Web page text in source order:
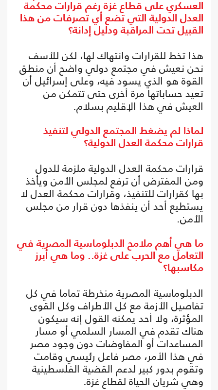
العسكري على قطاع غزة رغم قرارات محكمة
العدل الدولية التي تضع أي تصرفات من هذا
القبيل تحت المراقبة ودليل إدانة؟
هذا تخط للقرارات وانتهاك لها، لكن للأسف
نحن نعيش في مجتمع دولي واضح أن منطق
القوة هو الذي يسود فيه، وعلى إسرائيل أن
تعيد حساباتها مرة أخرى حتى تتمكن من
العيش في هذا الإقليم بسلام.
لماذا لم يضغط المجتمع الدولي لتنفيذ
قرارات محكمة العدل الدولية؟
قرارات محكمة العدل الدولية ملزمة للدول
ومن المفترض أن ترفع لمجلس الأمن ويأخذ
بها كقرارات للتنفيذ، وقرارات محكمة العدل لا
يستطيع أحد أن ينفذها دون قرار من مجلس
الأمن.
ما هي أهم ملامح الدبلوماسية المصرية في
التعامل مع الحرب على غزة.. وما هي أبرز
مكاسبها؟
الدبلوماسية المصرية منخرطة تماما في كل
تفاصيل الأزمة مع كل الأطراف وكل القوى
المؤثرة، ولا أحد يمكنه القول إنه سيكون
هناك تقدم في المسار السلمي أو مسار
المساعدات أو المفاوضات دون وجود مصر
في هذا الأمر، مصر فاعل رئيسي وقامت
وتقوم بدور كبير لدعم القضية الفلسطينية
وهي شريان الحياة لقطاع غزة.